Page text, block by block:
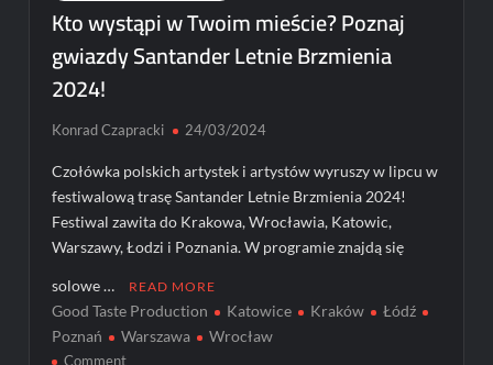
Kto wystąpi w Twoim mieście? Poznaj
gwiazdy Santander Letnie Brzmienia
2024!
Konrad Czapracki 24/03/2024
Czołówka polskich artystek i artystów wyruszy w lipcu w
festiwalową trasę Santander Letnie Brzmienia 2024!
Festiwal zawita do Krakowa, Wrocławia, Katowic,
Warszawy, Łodzi i Poznania. W programie znajdą się
solowe … READ MORE
Good Taste Production Katowice Kraków
Łódź
Poznań
Warszawa Wrocław
Commenton